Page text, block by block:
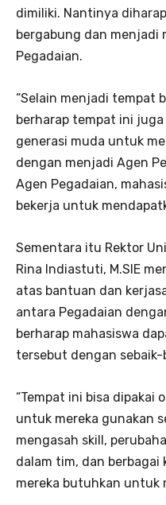
dimiliki. Nantinya
bergabung dan menjadi
Pegadaian.
“Selain menjadi tempat
berharap tempat ini
generasi muda untuk
dengan menjadi Agen
Agen Pegadaian,
bekerja untuk
Sementara itu Rektor
Rina Indiastuti, M.SIE
atas bantuan dan
antara Pegadaian
berharap mahasiswa
tersebut dengan sebaik-
“Tempat ini bisa dipakai
untuk mereka gunakan
mengasah skill,
dalam tim, dan berbagai
mereka butuhkan untuk